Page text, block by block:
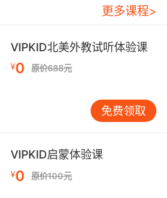
、对比关系等，这些能力在解
至关重要。 此外，英语学习还
视野。数学是一门全球通用
为国际通用语言，为孩子们提
同文化背景下数学知识的机
数学教材、观看英语数学教学
解到世界各地的数学教育方法
拓宽自己的数学视野，激发创
些数学概念在英语中的表达方
同，通过对比学习，孩子可
些概念的本质。 在具体的教学
语学习与数学技能培养有机结
探讨的问题。首先，家长和教
更多课程>
VIPKID北美外教试听体验课
¥0 原价688元
免费领取
VIPKID启蒙体验课
¥0 原价100元